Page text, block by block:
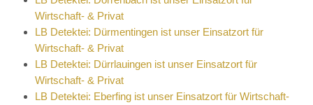
Wirtschaft- & Privat
LB Detektei: Dürmentingen ist unser Einsatzort für
Wirtschaft- & Privat
LB Detektei: Dürrlauingen ist unser Einsatzort für
Wirtschaft- & Privat
LB Detektei: Eberfing ist unser Einsatzort für Wirtschaft-